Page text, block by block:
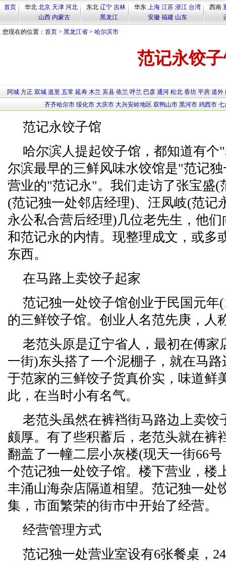
首页 华北 北京 天津 河北
山西 内蒙古
东北 辽宁 吉林
黑龙江
华东 上海 江苏 浙江 台湾
安徽 福建 山东
西南
您现在的位置： 首页 > 黑龙江省 > 哈尔滨市
范记永饺
阿城 方正 双城 道里 五常 延寿 木兰 宾县 依兰 呼兰 巴彦 通河 松北 香坊 平房 道外
齐齐哈尔市 绥化市 大庆市 大兴安岭地区 双鸭山市 黑河市 鸡西市 七
范记永饺子馆
哈尔滨人提起饺子馆，都知道有
尔滨最早的三鲜风味水饺馆是"范记
营业的"范记永"。我们走访了张宝盛(
(范记独一处邻店经理)、汪凤岐(范记
永公私合营后经理)几位老先生，他
和范记永的内情。现整理成文，或多
东西。
在马路上卖饺子起家
范记独一处饺子馆创业于民国元年
的三鲜饺子馆。创业人名范先庚，人
老范头原是辽宁省人，最初在傅家
一街)东头搭了一个泥棚子，就在马
于范家的三鲜饺子货真价实，味道鲜
此，在当时小有名气。
老范头虽然在裤裆街马路边上卖饺
颇厚。有了些积蓄后，老范头就在裤
翻盖了一幢二层小灰楼(现天一街66
个范记独一处饺子馆。楼下营业，楼
丰涌山海杂店隔道相望。范记独一处
集，市面繁荣的街市中开始了经营。
经营管理方式
范记独一处营业室设有6张餐桌，